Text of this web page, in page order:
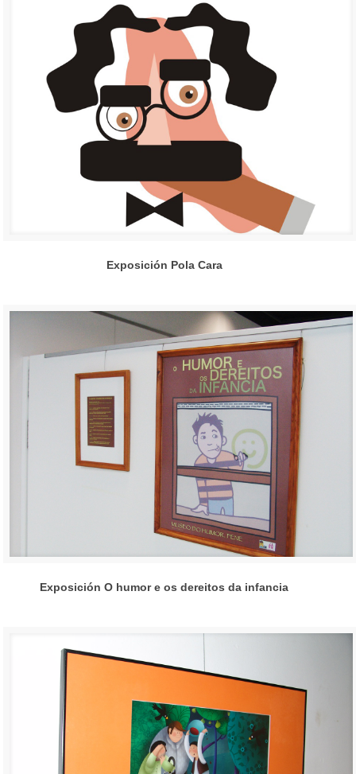
Exposición Pola Cara
Exposición O humor e os dereitos da infancia